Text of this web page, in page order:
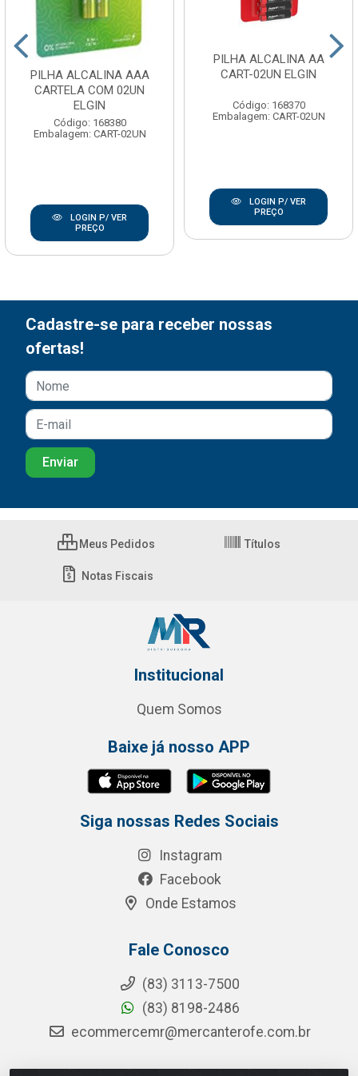
PILHA ALCALINA AAA
CARTELA COM 02UN
ELGIN
Código: 168380
Embalagem: CART-02UN
LOGIN P/ VER
PREÇO
PILHA ALCALINA AA
CART-02UN ELGIN
Código: 168370
Embalagem: CART-02UN
LOGIN P/ VER
PREÇO
Cadastre-se para receber nossas
ofertas!
Meus Pedidos Títulos
Notas Fiscais
Institucional
Quem Somos
Baixe já nosso APP
Siga nossas Redes Sociais
Instagram
Facebook
Onde Estamos
Fale Conosco
(83) 3113-7500
(83) 8198-2486
ecommercemr@mercanterofe.com.br